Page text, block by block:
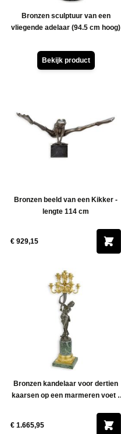
Bronzen sculptuur van een
vliegende adelaar (94.5 cm hoog)
Bekijk product
Bronzen beeld van een Kikker -
lengte 114 cm
€ 929,15
Bronzen kandelaar voor dertien
kaarsen op een marmeren voet -
€ 1.665,95